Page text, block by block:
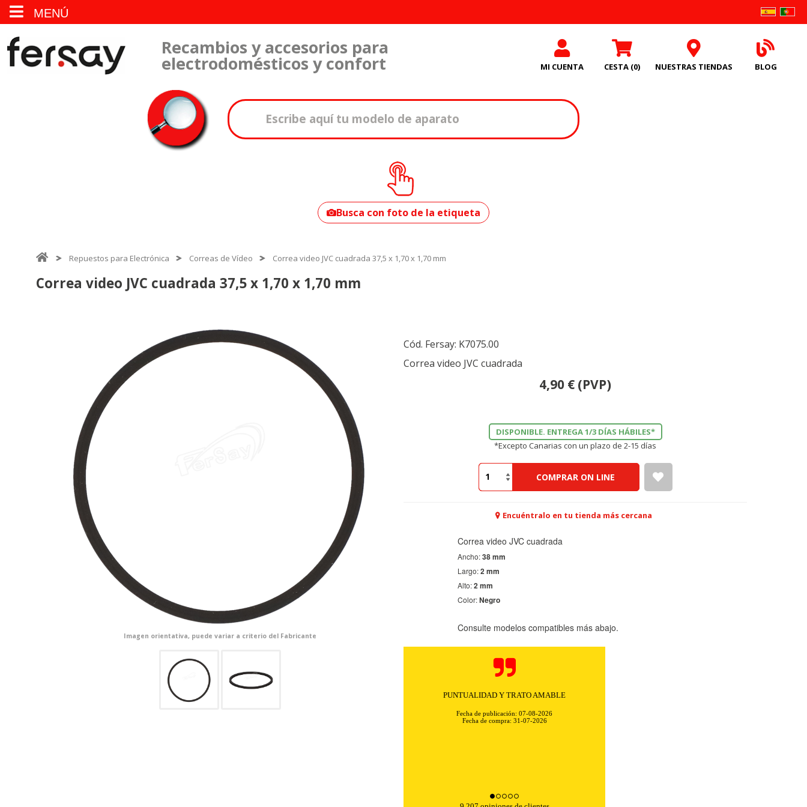
MENÚ
Recambios y accesorios para
electrodomésticos y confort MI CUENTA CESTA (0) NUESTRAS TIENDAS BLOG
tu modelo?
Busca con foto de la etiqueta
Repuestos para Electrónica Correas de Vídeo Correa video JVC cuadrada 37,5 x 1,70 x 1,70 mm
Correa video JVC cuadrada 37,5 x 1,70 x 1,70 mm
Imagen orientativa, puede variar a criterio del Fabricante
Cód. Fersay: K7075.00
Correa video JVC cuadrada
4,90 € (PVP)
DISPONIBLE. ENTREGA 1/3 DÍAS HÁBILES*
*Excepto Canarias con un plazo de 2-15 días
COMPRAR ON LINE
Encuéntralo en tu tienda más cercana
Correa video JVC cuadrada
Ancho:38 mm
Largo:2 mm
Alto:2 mm
Color:Negro
Consulte modelos compatibles más abajo.
Rapidez y excelente comunicación. Todo transcurrió
Fecha de publicación: 07-08-2026